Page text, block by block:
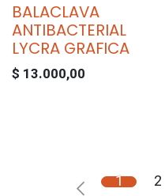
BALACLAVA
ANTIBACTERIAL
LYCRA GRAFICA
$ 13.000,00
1 2